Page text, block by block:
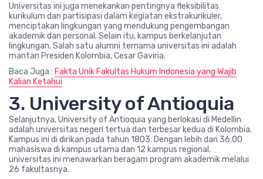
Universitas ini juga menekankan pentingnya fleksibilitas
kurikulum dan partisipasi dalam kegiatan ekstrakurikuler,
menciptakan lingkungan yang mendukung pengembangan
akademik dan personal. Selain itu, kampus berkelanjutan
lingkungan. Salah satu alumni ternama universitas ini adalah
mantan Presiden Kolombia, Cesar Gaviria.
Baca Juga : Fakta Unik Fakultas Hukum Indonesia yang Wajib
Kalian Ketahui
3. University of Antioquia
Selanjutnya, University of Antioquia yang berlokasi di Medellin
adalah universitas negeri tertua dan terbesar kedua di Kolombia.
Kampus ini di dirikan pada tahun 1803. Dengan lebih dari 36.00
mahasiswa di kampus utama dan 12 kampus regional,
universitas ini menawarkan beragam program akademik melalui
26 fakultasnya.